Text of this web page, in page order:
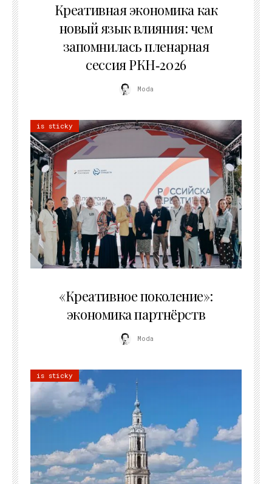
Креативная экономика как
новый язык влияния: чем
запомнилась пленарная
сессия РКН‑2026
Moda
is sticky
«Креативное поколение»:
экономика партнёрств
Moda
is sticky